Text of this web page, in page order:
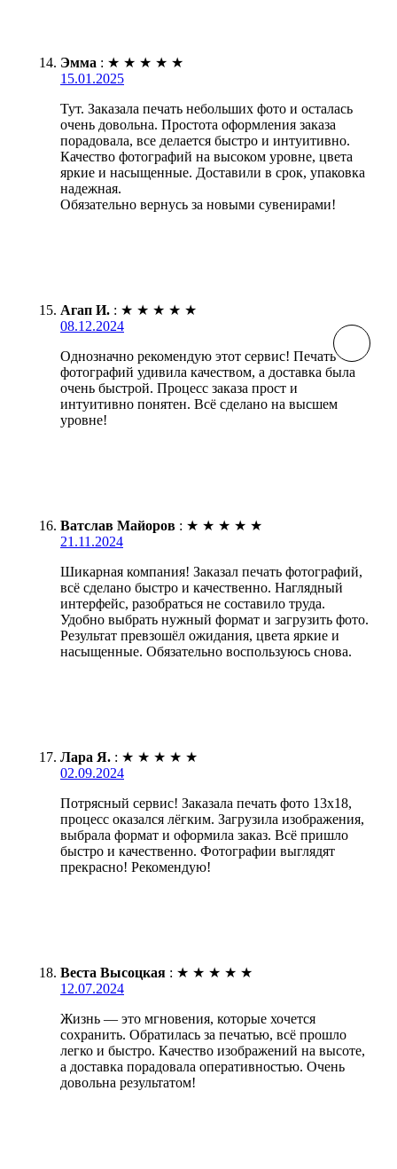
Эмма : ★ ★ ★ ★ ★
15.01.2025
Тут. Заказала печать небольших фото и осталась
очень довольна. Простота оформления заказа
порадовала, все делается быстро и интуитивно.
Качество фотографий на высоком уровне, цвета
яркие и насыщенные. Доставили в срок, упаковка
надежная.
Обязательно вернусь за новыми сувенирами!
Агап И. : ★ ★ ★ ★ ★
08.12.2024
Однозначно рекомендую этот сервис! Печать
фотографий удивила качеством, а доставка была
очень быстрой. Процесс заказа прост и
интуитивно понятен. Всё сделано на высшем
уровне!
Ватслав Майоров : ★ ★ ★ ★ ★
21.11.2024
Шикарная компания! Заказал печать фотографий,
всё сделано быстро и качественно. Наглядный
интерфейс, разобраться не составило труда.
Удобно выбрать нужный формат и загрузить фото.
Результат превзошёл ожидания, цвета яркие и
насыщенные. Обязательно воспользуюсь снова.
Лара Я. : ★ ★ ★ ★ ★
02.09.2024
Потрясный сервис! Заказала печать фото 13х18,
процесс оказался лёгким. Загрузила изображения,
выбрала формат и оформила заказ. Всё пришло
быстро и качественно. Фотографии выглядят
прекрасно! Рекомендую!
Веста Высоцкая : ★ ★ ★ ★ ★
12.07.2024
Жизнь — это мгновения, которые хочется
сохранить. Обратилась за печатью, всё прошло
легко и быстро. Качество изображений на высоте,
а доставка порадовала оперативностью. Очень
довольна результатом!